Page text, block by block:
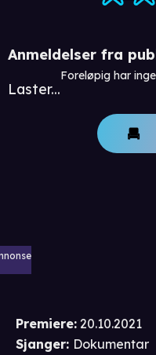
Anmeldelser fra
Laster...
Foreløpig har
Premiere: 20.10.2021
Sjanger: Dokumentar